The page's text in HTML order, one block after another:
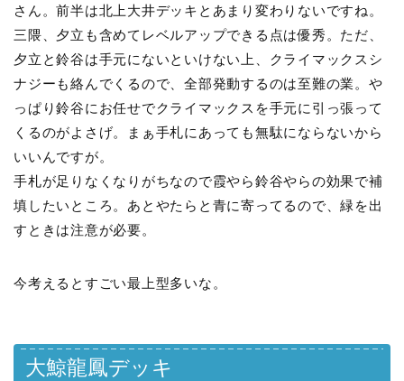
さん。前半は北上大井デッキとあまり変わりないですね。
三隈、夕立も含めてレベルアップできる点は優秀。ただ、
夕立と鈴谷は手元にないといけない上、クライマックスシ
ナジーも絡んでくるので、全部発動するのは至難の業。や
っぱり鈴谷にお任せでクライマックスを手元に引っ張って
くるのがよさげ。まぁ手札にあっても無駄にならないから
いいんですが。
手札が足りなくなりがちなので霞やら鈴谷やらの効果で補
填したいところ。あとやたらと青に寄ってるので、緑を出
すときは注意が必要。
今考えるとすごい最上型多いな。
大鯨龍鳳デッキ